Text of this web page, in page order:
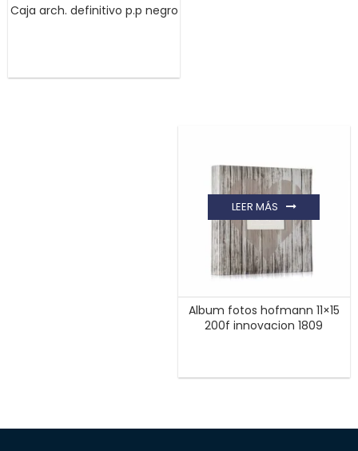
Caja arch. definitivo p.p negro
Album fotos hofmann 11×15
200f innovacion 1809
LEER MÁS